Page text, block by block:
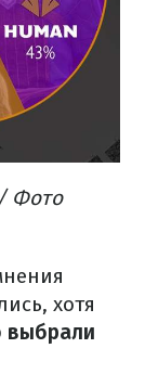
Фото
хотя
выбрали